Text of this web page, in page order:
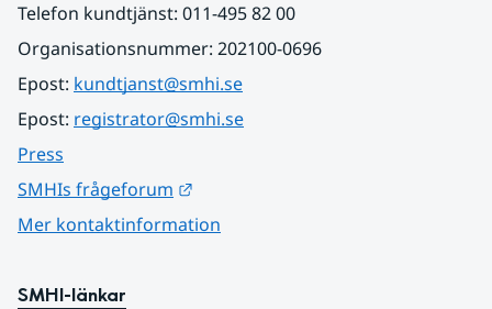
Telefon kundtjänst: 011-495 82 00
Organisationsnummer: 202100-0696
Epost: kundtjanst@smhi.se
Epost: registrator@smhi.se
Press
SMHIs frågeforum
Mer kontaktinformation
SMHI-länkar